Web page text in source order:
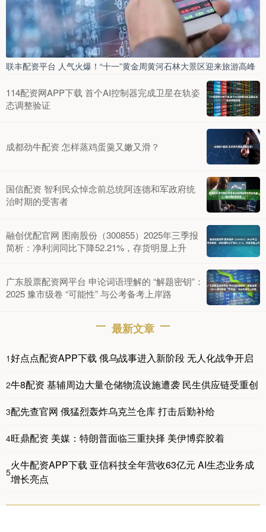
联丰配资平台 人气火爆！“十一”黄金周黄河石林大景区迎来旅游高峰
114配资网APP下载 首个AI控制器完成卫星在轨姿
态调整验证
成都劲牛配资 怎样蒸鸡蛋羹又嫩又滑？
国信配资 智利民众悼念前总统阿连德和军政府统
治时期的受害者
融创优配官网 图南股份（300855）2025年三季报
简析：净利润同比下降52.21%，存货明显上升
广东股票配资网平台 申论词语理解的 “解题密钥”：
2025 豫市级卷 “可能性” 与公考备考上岸路
最新文章
1好点点配资APP下载 俄乌战事进入新阶段 无人化战争开启
2牛8配资 基辅周边大量仓储物流设施遭袭 民生供应链受重创
3配先查官网 俄猛烈轰炸乌克兰仓库 打击后勤补给
4旺鼎配资 美媒：特朗普面临三重抉择 美伊博弈胶着
5
火牛配资APP下载 亚信科技全年营收63亿元 AI生态业务成
增长亮点